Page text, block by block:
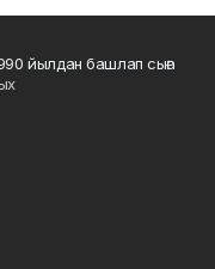
йылдан башлап сыға